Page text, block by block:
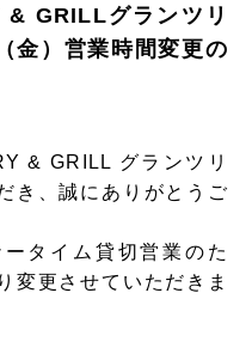
& GRILLグランツリ
金）営業時間変更の
& GRILL グランツリ
き、誠にありがとうご
タイム貸切営業のた
変更させていただきま